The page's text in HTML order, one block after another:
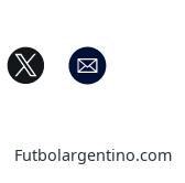
Futbolargentino.com